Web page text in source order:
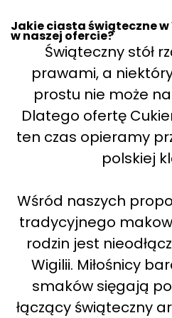
Jakie ciasta świąteczne
w naszej ofercie?
Świąteczny stół
prawami, a
prostu nie może
Dlatego ofertę
ten czas opieramy
polskiej
Wśród naszych
tradycyjnego
rodzin jest
Wigilii. Miłośnicy
smaków sięgają
łączący świąteczny